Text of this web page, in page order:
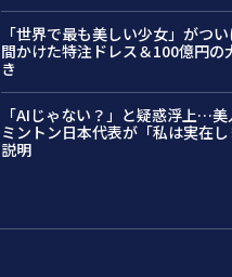
「世界で最も美しい少女」がつ
間かけた特注ドレス＆100億円の
き
「AIじゃない？」と疑惑浮上…
ミントン日本代表が「私は実在
説明